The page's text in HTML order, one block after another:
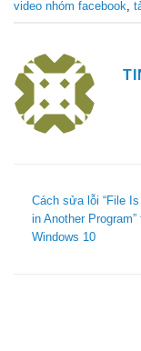
video nhóm facebook
Cách sửa lỗi “File
in Another Program”
Windows 10